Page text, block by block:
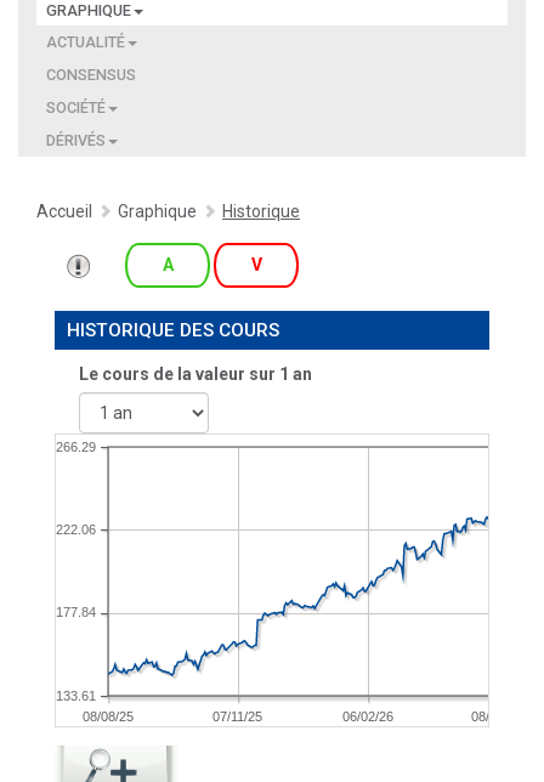
GRAPHIQUE
ACTUALITÉ
CONSENSUS
SOCIÉTÉ
DÉRIVÉS
Accueil Graphique Historique
A V
HISTORIQUE DES COURS
Le cours de la valeur sur 1 an
08/08/25 07/11/25 06/02/26 08/05/26
133.61
177.84
222.06
266.29